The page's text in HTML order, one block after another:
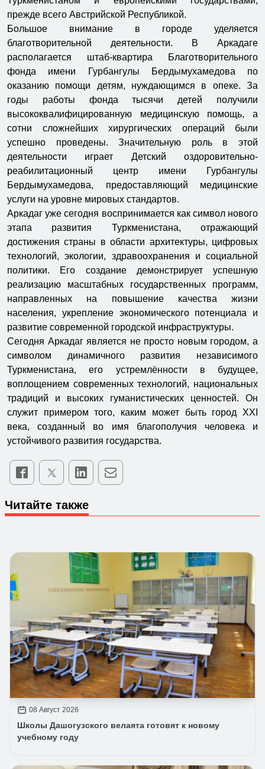
прежде всего Австрийской Республикой.
Большое внимание в городе уделяется
благотворительной деятельности. В Аркадаге
располагается штаб-квартира Благотворительного
фонда имени Гурбангулы Бердымухамедова по
оказанию помощи детям, нуждающимся в опеке. За
годы работы фонда тысячи детей получили
высококвалифицированную медицинскую помощь, а
сотни сложнейших хирургических операций были
успешно проведены. Значительную роль в этой
деятельности играет Детский оздоровительно-
реабилитационный центр имени Гурбангулы
Бердымухамедова, предоставляющий медицинские
услуги на уровне мировых стандартов.
Аркадаг уже сегодня воспринимается как символ нового
этапа развития Туркменистана, отражающий
достижения страны в области архитектуры, цифровых
технологий, экологии, здравоохранения и социальной
политики. Его создание демонстрирует успешную
реализацию масштабных государственных программ,
направленных на повышение качества жизни
населения, укрепление экономического потенциала и
развитие современной городской инфраструктуры.
Сегодня Аркадаг является не просто новым городом, а
символом динамичного развития независимого
Туркменистана, его устремлённости в будущее,
воплощением современных технологий, национальных
традиций и высоких гуманистических ценностей. Он
служит примером того, каким может быть город XXI
века, созданный во имя благополучия человека и
устойчивого развития государства.
Читайте также
08 Август 2026
Школы Дашогузского велаята готовят к новому
учебному году